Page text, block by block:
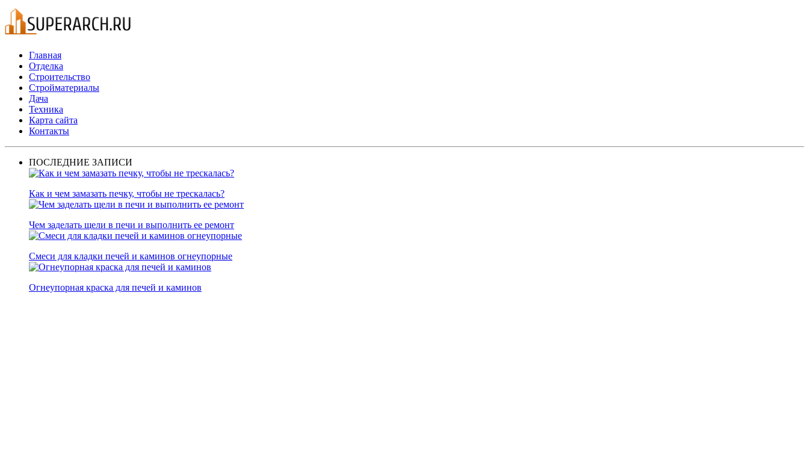
Главная
Отделка
Строительство
Стройматериалы
Дача
Техника
Карта сайта
Контакты
ПОСЛЕДНИЕ ЗАПИСИ
Как и чем замазать печку, чтобы не трескалась?
Чем заделать щели в печи и выполнить ее ремонт
Смеси для кладки печей и каминов огнеупорные
Огнеупорная краска для печей и каминов